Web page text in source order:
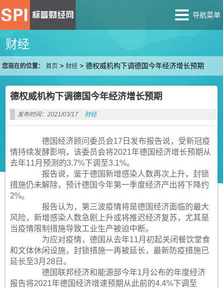
导航菜单
财经
您现在的位置： 首页 > 财经 >德权威机构下调德国今年经济增长预期
德权威机构下调德国今年经济增长预期
发布时间：2021/03/17 财经
德国经济顾问委员会17日发布报告说，受新冠疫
情持续发酵影响，该委员会将2021年德国经济增长预期从
去年11月预测的3.7%下调至3.1%。
报告说，鉴于德国新增感染人数再次上升，封锁
措施仍未解除，预计德国今年第一季度经济产出将下降约
2%。
报告认为，第三波疫情将是德国经济面临的最大
风险，新增感染人数急剧上升或将推迟经济复苏，尤其是
当疫情限制措施导致工业生产被迫中断。
为应对疫情，德国从去年11月初起关闭餐饮堂食
和文体休闲设施，封锁措施一再被延长，最新防疫措施已
延长至3月28日。
德国联邦经济和能源部今年1月公布的年度经济
报告将2021年德国经济增速预期从此前的4.4%下调至